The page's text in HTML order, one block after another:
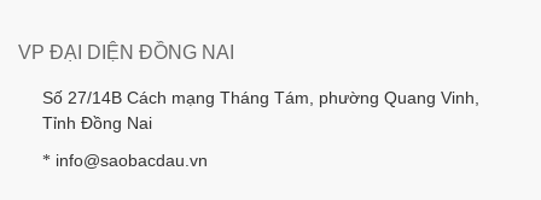
VP ĐẠI DIỆN ĐỒNG NAI
Số 27/14B Cách mạng Tháng Tám, phường Quang Vinh,
Tỉnh Đồng Nai
* info@saobacdau.vn